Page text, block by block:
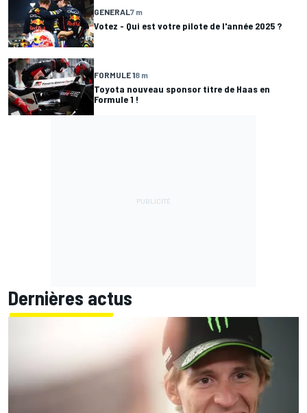
GENERAL7 m
Votez - Qui est votre pilote de l'année 2025 ?
FORMULE 18 m
Toyota nouveau sponsor titre de Haas en
Formule 1 !
Dernières actus